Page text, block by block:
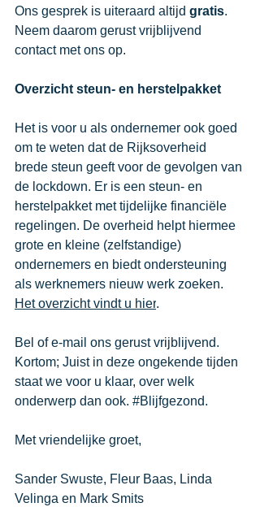
Ons gesprek is uiteraard altijd gratis.
Neem daarom gerust vrijblijvend
contact met ons op.
Overzicht steun- en herstelpakket
Het is voor u als ondernemer ook goed
om te weten dat de Rijksoverheid
brede steun geeft voor de gevolgen van
de lockdown. Er is een steun- en
herstelpakket met tijdelijke financiële
regelingen. De overheid helpt hiermee
grote en kleine (zelfstandige)
ondernemers en biedt ondersteuning
als werknemers nieuw werk zoeken.
Het overzicht vindt u hier.
Bel of e-mail ons gerust vrijblijvend.
Kortom; Juist in deze ongekende tijden
staat we voor u klaar, over welk
onderwerp dan ook. #Blijfgezond.
​​​​​​​Met vriendelijke groet,
Sander Swuste, Fleur Baas, Linda
Velinga en Mark Smits